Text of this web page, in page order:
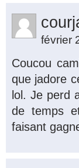
février
Coucou
que jadore
lol. Je perd
de temps
faisant